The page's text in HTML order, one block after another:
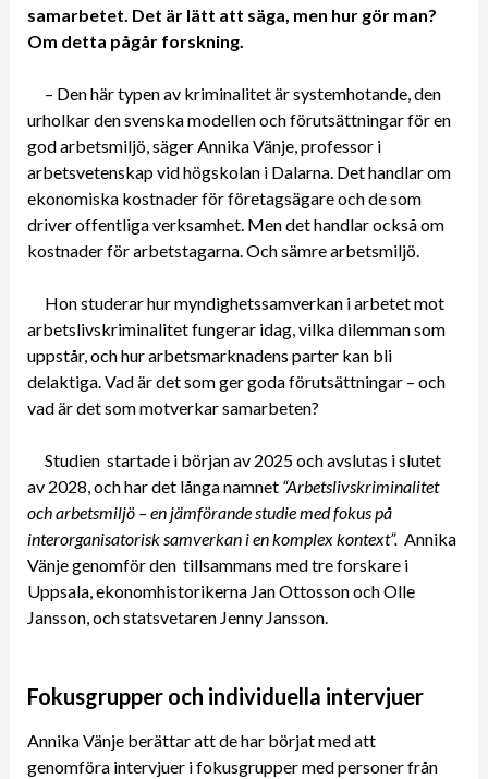
samarbetet. Det är lätt att säga, men hur gör man?
Om detta pågår forskning.
– Den här typen av kriminalitet är systemhotande, den
urholkar den svenska modellen och förutsättningar för en
god arbetsmiljö, säger Annika Vänje, professor i
arbetsvetenskap vid högskolan i Dalarna. Det handlar om
ekonomiska kostnader för företagsägare och de som
driver offentliga verksamhet. Men det handlar också om
kostnader för arbetstagarna. Och sämre arbetsmiljö.
Hon studerar hur myndighetssamverkan i arbetet mot
arbetslivskriminalitet fungerar idag, vilka dilemman som
uppstår, och hur arbetsmarknadens parter kan bli
delaktiga. Vad är det som ger goda förutsättningar – och
vad är det som motverkar samarbeten?
Studien startade i början av 2025 och avslutas i slutet
av 2028, och har det långa namnet “Arbetslivskriminalitet
och arbetsmiljö – en jämförande studie med fokus på
interorganisatorisk samverkan i en komplex kontext”. Annika
Vänje genomför den tillsammans med tre forskare i
Uppsala, ekonomhistorikerna Jan Ottosson och Olle
Jansson, och statsvetaren Jenny Jansson.
Fokusgrupper och individuella intervjuer
Annika Vänje berättar att de har börjat med att
genomföra intervjuer i fokusgrupper med personer från